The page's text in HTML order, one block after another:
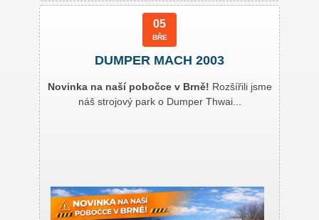
05
BŘE
DUMPER MACH 2003
Novinka na naší pobočce v Brně! Rozšířili jsme
náš strojový park o Dumper Thwai...